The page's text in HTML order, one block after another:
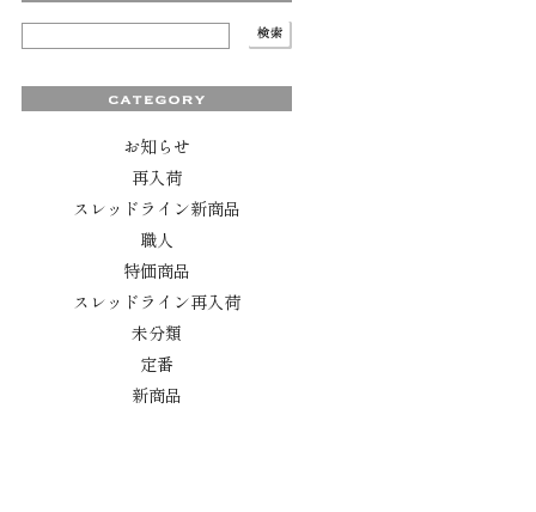
お知らせ
再入荷
スレッドライン新商品
職人
特価商品
スレッドライン再入荷
未分類
定番
新商品